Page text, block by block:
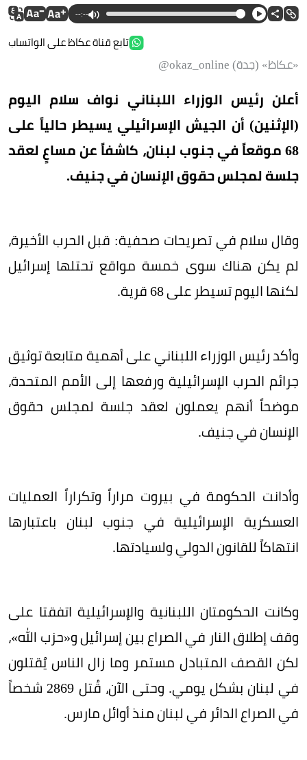
--:--
تابع قناة عكاظ على الواتساب
«عكاظ» (جدة) okaz_online@
أعلن رئيس الوزراء اللبناني نواف سلام اليوم
(الإثنين) أن الجيش الإسرائيلي يسيطر حالياً على
68 موقعاً في جنوب لبنان، كاشفاً عن مساعٍ لعقد
جلسة لمجلس حقوق الإنسان في جنيف.
وقال سلام في تصريحات صحفية: قبل الحرب الأخيرة،
لم يكن هناك سوى خمسة مواقع تحتلها إسرائيل
لكنها اليوم تسيطر على 68 قرية.
وأكد رئيس الوزراء اللبناني على أهمية متابعة توثيق
جرائم الحرب الإسرائيلية ورفعها إلى الأمم المتحدة،
موضحاً أنهم يعملون لعقد جلسة لمجلس حقوق
الإنسان في جنيف.
وأدانت الحكومة في بيروت مراراً وتكراراً العمليات
العسكرية الإسرائيلية في جنوب لبنان باعتبارها
انتهاكاً للقانون الدولي ولسيادتها.
وكانت الحكومتان اللبنانية والإسرائيلية اتفقتا على
وقف إطلاق النار في الصراع بين إسرائيل و«حزب الله»،
لكن القصف المتبادل مستمر وما زال الناس يُقتلون
في لبنان بشكل يومي. وحتى الآن، قُتل 2869 شخصاً
في الصراع الدائر في لبنان منذ أوائل مارس.